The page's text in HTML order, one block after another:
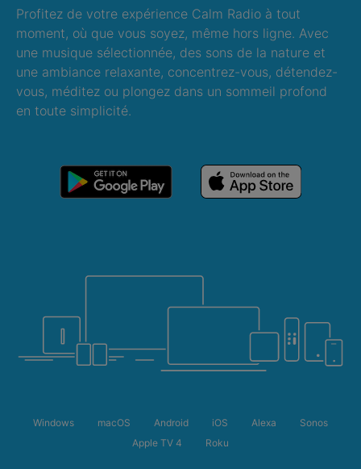
Profitez de votre expérience Calm Radio à tout
moment, où que vous soyez, même hors ligne. Avec
une musique sélectionnée, des sons de la nature et
une ambiance relaxante, concentrez-vous, détendez-
vous, méditez ou plongez dans un sommeil profond
en toute simplicité.
Windows macOS Android iOS Alexa
Sonos
Apple TV 4
Roku